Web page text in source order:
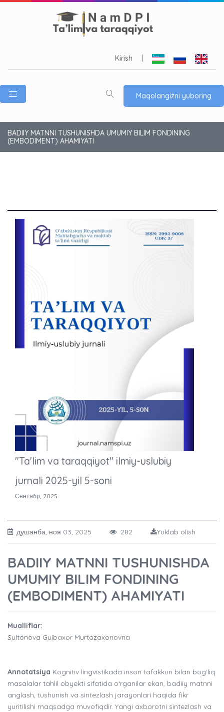
Kirish
Maqolangizni yuboring
BADIIY MATNNI TUSHUNISHDA UMUMIY BILIM FONDINING
(EMBODIMENT) AHAMIYATI
"Ta'lim va taraqqiyot" ilmiy-uslubiy
jurnali 2025-yil 5-soni
Сентябр, 2025
душанба, ноя 03, 2025 282 Yuklab olish
BADIIY MATNNI TUSHUNISHDA
UMUMIY BILIM FONDINING
(EMBODIMENT) AHAMIYATI
Mualliflar:
Sultonova Gulbaxor Murtazaxonovna
Annotatsiya Kognitiv lingvistikada inson tafakkuri bilan bog‘liq
masalalar tahlil obyekti sifatida o‘rganilar ekan, badiiy matnni
anglash, tushunish va sintezlash jarayonlari haqida fikr
yuritilishi maqsadga muvofiqdir. Yangi axborotni sintezlash va